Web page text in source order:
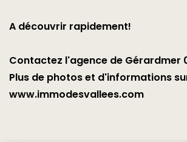
A découvrir rapidement!
Contactez l'agence de Gérardmer
Plus de photos et d'informations
www.immodesvallees.com